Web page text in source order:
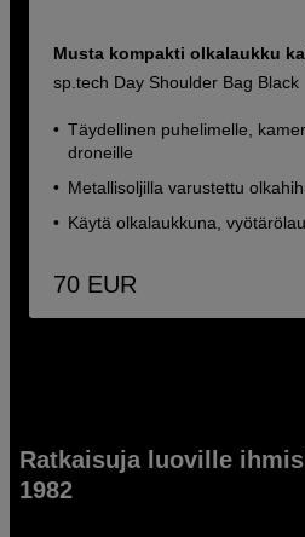
Musta kompakti olkalaukku
sp.tech Day Shoulder Bag Black
Täydellinen puhelimelle,
droneille
Metallisoljilla varustettu
Käytä olkalaukkuna,
70 EUR
Ratkaisuja luoville
1982